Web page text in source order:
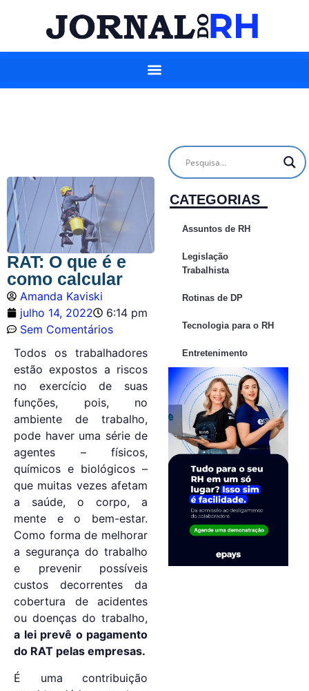
RAT: O que é e
como calcular
Amanda Kaviski
julho 14, 2022
6:14 pm
Sem Comentários
Todos os trabalhadores
estão expostos a riscos
no exercício de suas
funções, pois, no
ambiente de trabalho,
pode haver uma série de
agentes – físicos,
químicos e biológicos –
que muitas vezes afetam
a saúde, o corpo, a
mente e o bem-estar.
Como forma de melhorar
a segurança do trabalho
e prevenir possíveis
custos decorrentes da
cobertura de acidentes
ou doenças do trabalho,
a lei prevê o pagamento
do RAT pelas empresas.
É uma contribuição
CATEGORIAS
Assuntos de RH
Legislação
Trabalhista
Rotinas de DP
Tecnologia para o RH
Entretenimento